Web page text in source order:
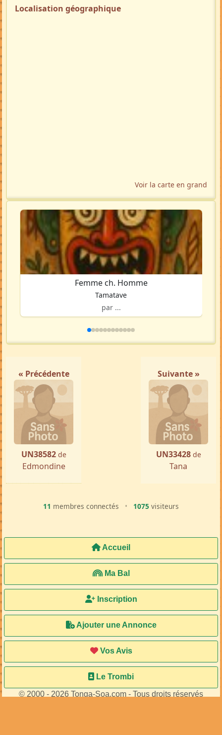
Localisation géographique
Voir la carte en grand
Femme ch. Homme
Tamatave
par ...
« Précédente
UN38582 de
Edmondine
Suivante »
UN33428 de
Tana
11 membres connectés • 1075 visiteurs
Accueil
Ma Bal
Inscription
Ajouter une Annonce
Vos Avis
Le Trombi
© 2000 - 2026 Tonga-Soa.com - Tous droits réservés